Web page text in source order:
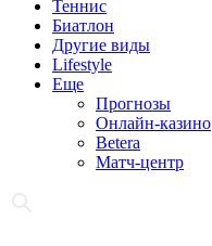
Теннис
Биатлон
Другие виды
Lifestyle
Еще
Прогнозы
Онлайн-казино
Betera
Матч-центр